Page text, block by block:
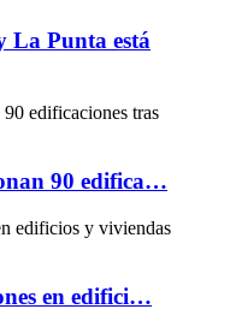
La Punta está
90 edifica…
en edifici…